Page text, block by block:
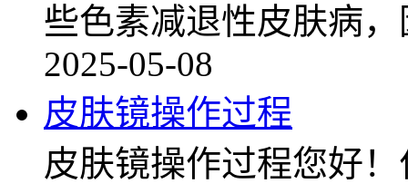
些色素减退性皮肤病，
2025-05-08
皮肤镜操作过程
皮肤镜操作过程您好